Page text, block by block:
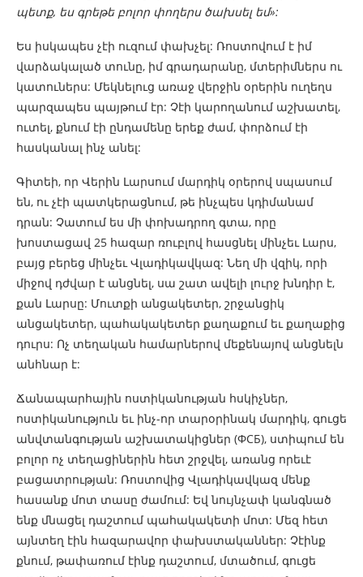
պետք, ես գրեթե բոլոր փողերս ծախսել եմ»:
Ես իսկապես չէի ուզում փախչել: Ռոստովում է իմ
վարձակալած տունը, իմ գրադարանը, մտերիմներս ու
կատուներս: Մեկնելուց առաջ վերջին օրերին ուղեղս
պարզապես պայթում էր: Չէի կարողանում աշխատել,
ուտել, քնում էի ընդամենը երեք ժամ, փորձում էի
հասկանալ ինչ անել:
Գիտեի, որ Վերին Լարսում մարդիկ օրերով սպասում
են, ու չէի պատկերացնում, թե ինչպես կդիմանամ
դրան: Չատում ես մի փոխադրող գտա, որը
խոստացավ 25 հազար ռուբլով հասցնել մինչեւ Լարս,
բայց բերեց մինչեւ Վլադիկավկազ: Նեղ մի վզիկ, որի
միջով դժվար է անցնել, սա շատ ավելի լուրջ խնդիր է,
քան Լարսը: Մուտքի անցակետեր, շրջանցիկ
անցակետեր, պահակակետեր քաղաքում եւ քաղաքից
դուրս: Ոչ տեղական համարներով մեքենայով անցնելն
անհնար է:
Ճանապարհային ոստիկանության հսկիչներ,
ոստիկանություն եւ ինչ-որ տարօրինակ մարդիկ, գուցե
անվտանգության աշխատակիցներ (ФСБ), ստիպում են
բոլոր ոչ տեղացիներին հետ շրջվել, առանց որեւէ
բացատրության: Ռոստովից Վլադիկավկազ մենք
հասանք մոտ տասը ժամում: Եվ նույնչափ կանգնած
ենք մնացել դաշտում պահակակետի մոտ: Մեզ հետ
այնտեղ էին հազարավոր փախստականներ: Չէինք
քնում, թափառում էինք դաշտում, մտածում, գուցե